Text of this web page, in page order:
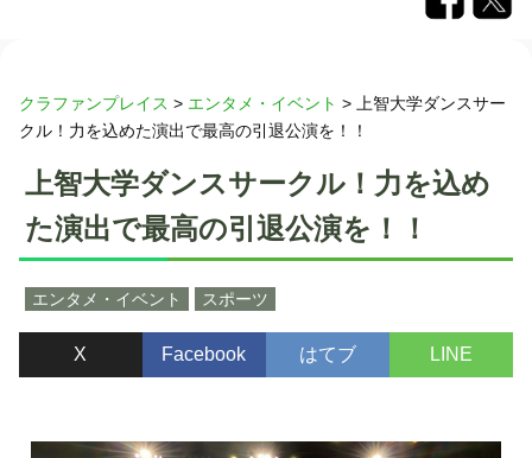
クラファンプレイス > エンタメ・イベント >
上智大学ダンスサー
クル！力を込めた演出で最高の引退公演を！！
上智大学ダンスサークル！力を込め
た演出で最高の引退公演を！！
エンタメ・イベント スポーツ
X Facebook はてブ LINE